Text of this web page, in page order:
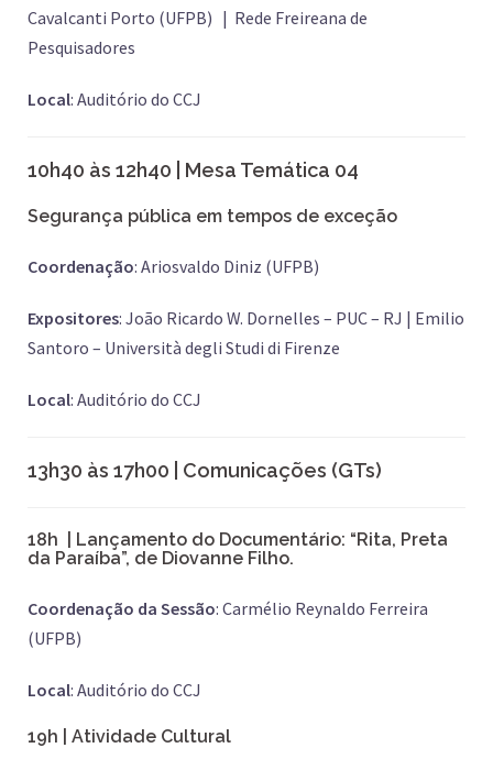
Cavalcanti Porto (UFPB) | Rede Freireana de
Pesquisadores
Local: Auditório do CCJ
10h40 às 12h40 | Mesa Temática 04
Segurança pública em tempos de exceção
Coordenação: Ariosvaldo Diniz (UFPB)
Expositores: João Ricardo W. Dornelles – PUC – RJ | Emilio
Santoro – Università degli Studi di Firenze
Local: Auditório do CCJ
13h30 às 17h00 | Comunicações (GTs)
18h
| Lançamento do Documentário: “Rita, Preta
da Paraíba”, de Diovanne Filho.
Coordenação da Sessão: Carmélio Reynaldo Ferreira
(UFPB)
Local: Auditório do CCJ
19h | Atividade Cultural